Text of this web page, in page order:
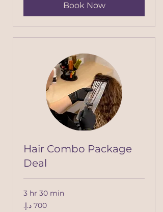
Book Now
Hair Combo Package
Deal
3 hr 30 min
700
درهم